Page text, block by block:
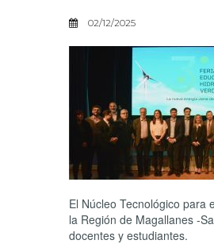
02/12/2025
El Núcleo Tecnológico para
la Región de Magallanes -
docentes y estudiantes.